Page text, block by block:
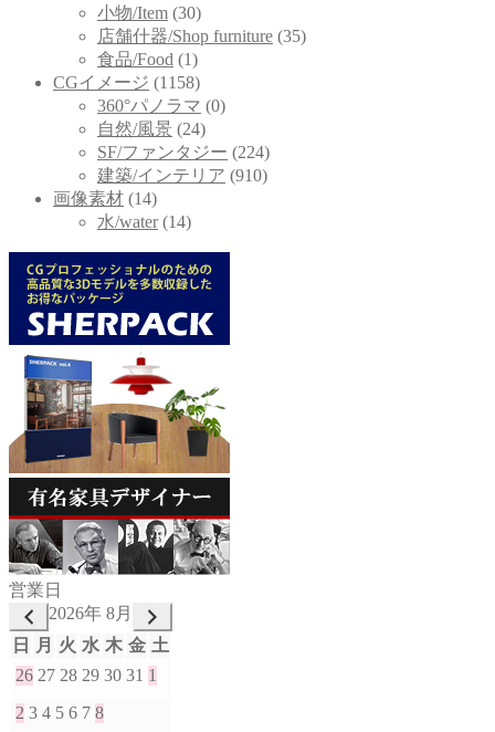
小物/Item (30)
店舗什器/Shop furniture (35)
食品/Food (1)
CGイメージ (1158)
360°パノラマ (0)
自然/風景 (24)
SF/ファンタジー (224)
建築/インテリア (910)
画像素材 (14)
水/water (14)
営業日
2026年 8月
日
月 火 水 木 金 土
26 27 28 29 30 31 1
2 3 4 5 6 7 8